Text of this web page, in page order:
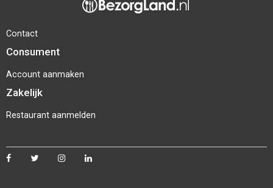
Contact
Consument
Account aanmaken
Zakelijk
Restaurant aanmelden